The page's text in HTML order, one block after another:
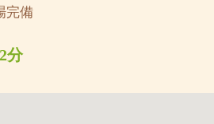
完備
分